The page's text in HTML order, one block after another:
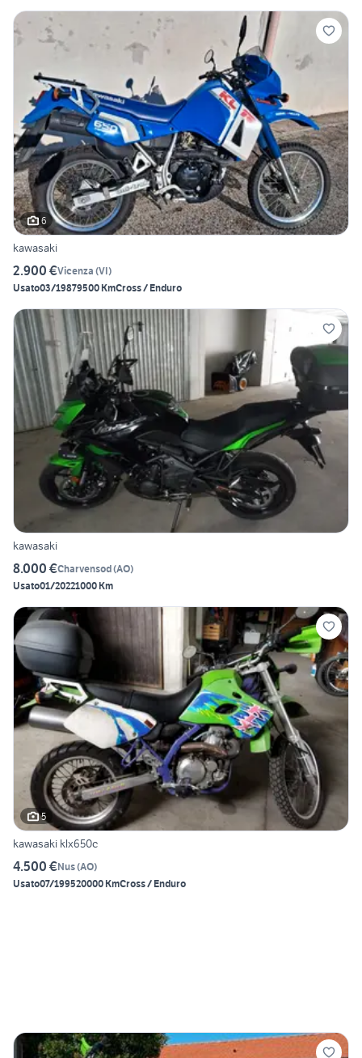
6
kawasaki
2.900 €Vicenza (VI)
Usato03/19879500 KmCross / Enduro
kawasaki
8.000 €Charvensod(AO)
Usato01/20221000 Km
5
kawasaki klx650c
4.500 €Nus(AO)
Usato07/199520000 KmCross / Enduro